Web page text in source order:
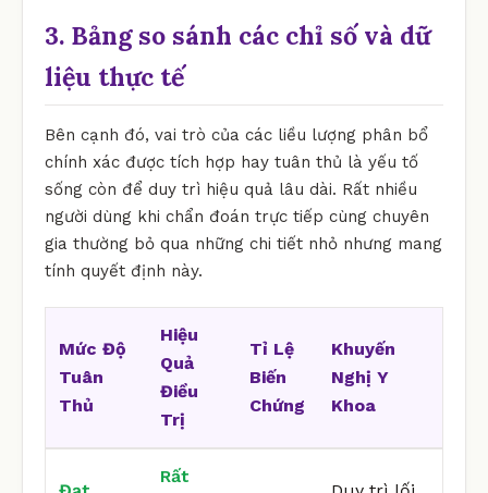
3. Bảng so sánh các chỉ số và dữ
liệu thực tế
Bên cạnh đó, vai trò của các liều lượng phân bổ
chính xác được tích hợp hay tuân thủ là yếu tố
sống còn để duy trì hiệu quả lâu dài. Rất nhiều
người dùng khi chẩn đoán trực tiếp cùng chuyên
gia thường bỏ qua những chi tiết nhỏ nhưng mang
tính quyết định này.
Mức Độ
Tuân
Thủ
Hiệu
Quả
Điều
Trị
Tỉ Lệ
Biến
Chứng
Khuyến
Nghị Y
Khoa
Rất